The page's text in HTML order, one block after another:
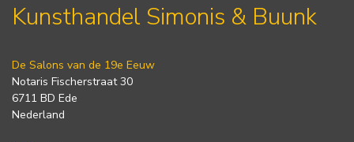
Kunsthandel Simonis & Buunk
De Salons van de 19e Eeuw
Notaris Fischerstraat 30
6711 BD Ede
Nederland